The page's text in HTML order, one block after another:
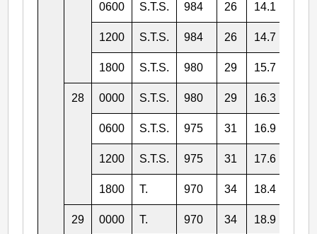
0600 S.T.S. 984 26 14.1
1200 S.T.S. 984 26 14.7
1800 S.T.S. 980 29 15.7
28 0000 S.T.S. 980 29 16.3
0600 S.T.S. 975 31 16.9
1200 S.T.S. 975 31 17.6
1800 T. 970 34 18.4
29 0000 T. 970 34 18.9